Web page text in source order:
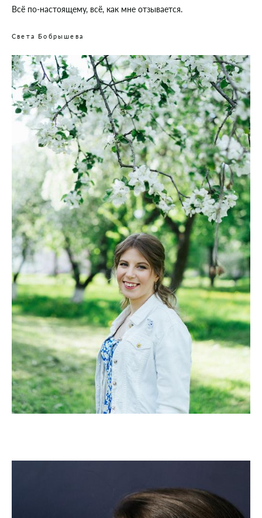
Всё по-настоящему, всё, как мне отзывается.
Света Бобрышева